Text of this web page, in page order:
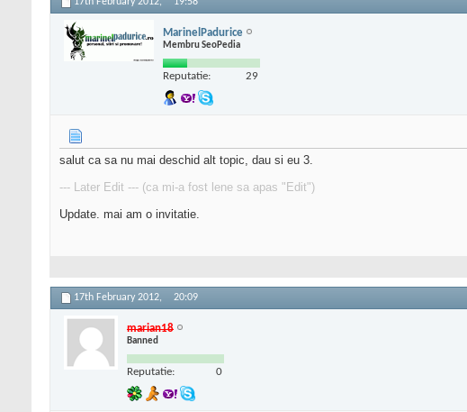
MarinelPadurice
Membru SeoPedia
Reputatie: 29
salut ca sa nu mai deschid alt topic, dau si eu 3.
--- Later Edit --- (ca mi-a fost lene sa apas "Edit")
Update. mai am o invitatie.
17th February 2012, 20:09
marian18
Banned
Reputatie: 0